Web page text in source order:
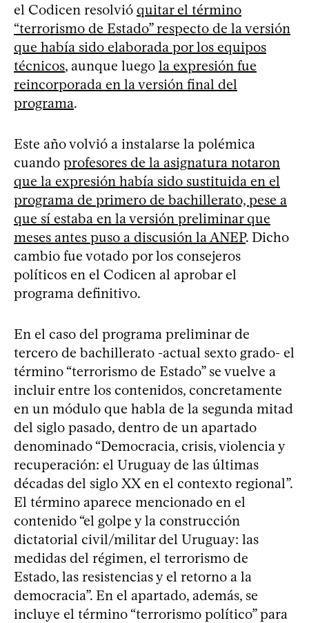
el Codicen resolvió quitar el término
“terrorismo de Estado” respecto de la versión
que había sido elaborada por los equipos
técnicos, aunque luego la expresión fue
reincorporada en la versión final del
programa.
Este año volvió a instalarse la polémica
cuando profesores de la asignatura notaron
que la expresión había sido sustituida en el
programa de primero de bachillerato, pese a
que sí estaba en la versión preliminar que
meses antes puso a discusión la ANEP. Dicho
cambio fue votado por los consejeros
políticos en el Codicen al aprobar el
programa definitivo.
En el caso del programa preliminar de
tercero de bachillerato -actual sexto grado- el
término “terrorismo de Estado” se vuelve a
incluir entre los contenidos, concretamente
en un módulo que habla de la segunda mitad
del siglo pasado, dentro de un apartado
denominado “Democracia, crisis, violencia y
recuperación: el Uruguay de las últimas
décadas del siglo XX en el contexto regional”.
El término aparece mencionado en el
contenido “el golpe y la construcción
dictatorial civil/militar del Uruguay: las
medidas del régimen, el terrorismo de
Estado, las resistencias y el retorno a la
democracia”. En el apartado, además, se
incluye el término “terrorismo político” para